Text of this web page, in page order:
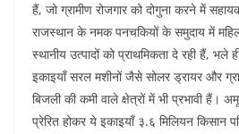
हैं, जो ग्रामीण रोजगार को दोगुना करने में
राजस्थान के नमक पनचकियों के समुदाय में
स्थानीय उत्पादों को प्राथमिकता दे रही हैं, भले
इकाइयाँ सरल मशीनों जैसे सोलर ड्रायर और
बिजली की कमी वाले क्षेत्रों में भी प्रभावी हैं।
प्रेरित होकर ये इकाइयाँ ३.६ मिलियन किसान